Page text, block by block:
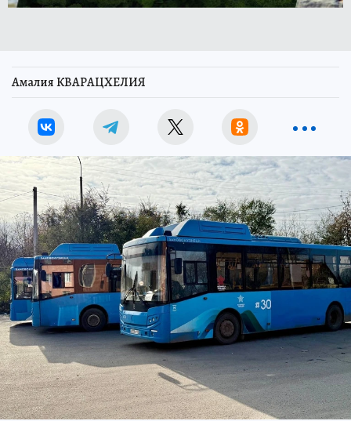
Амалия КВАРАЦХЕЛИЯ